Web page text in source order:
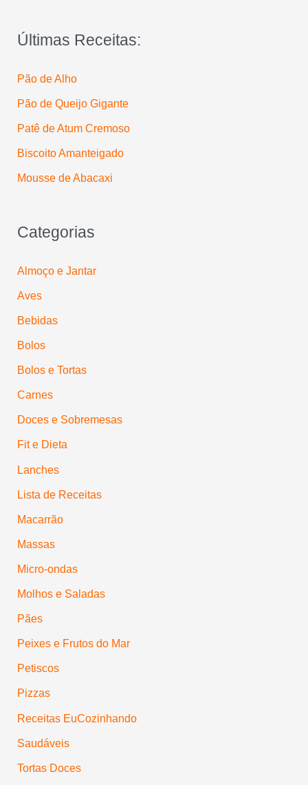
r
o
r
:
Últimas Receitas:
Pão de Alho
Pão de Queijo Gigante
Patê de Atum Cremoso
Biscoito Amanteigado
Mousse de Abacaxi
Categorias
Almoço e Jantar
Aves
Bebidas
Bolos
Bolos e Tortas
Carnes
Doces e Sobremesas
Fit e Dieta
Lanches
Lista de Receitas
Macarrão
Massas
Micro-ondas
Molhos e Saladas
Pães
Peixes e Frutos do Mar
Petiscos
Pizzas
Receitas EuCozinhando
Saudáveis
Tortas Doces